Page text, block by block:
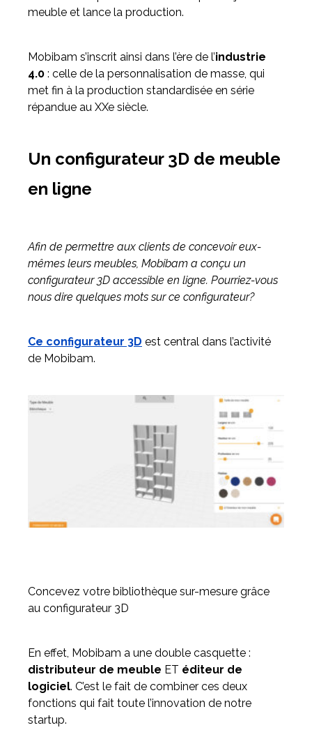
meuble et lance la production.
Mobibam s’inscrit ainsi dans l’ère de l’industrie
4.0 : celle de la personnalisation de masse, qui
met fin à la production standardisée en série
répandue au XXe siècle.
Un configurateur 3D de meuble
en ligne
Afin de permettre aux clients de concevoir eux-
mêmes leurs meubles, Mobibam a conçu un
configurateur 3D accessible en ligne. Pourriez-vous
nous dire quelques mots sur ce configurateur?
Ce configurateur 3D est central dans l’activité
de Mobibam.
Concevez votre bibliothèque sur-mesure grâce
au configurateur 3D
En effet, Mobibam a une double casquette :
distributeur de meuble ET éditeur de
logiciel. C’est le fait de combiner ces deux
fonctions qui fait toute l’innovation de notre
startup.